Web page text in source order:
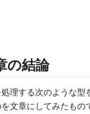
の結論
理する次のような
文章にしてみたもの